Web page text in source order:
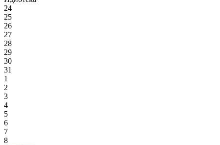
24
25
26
27
28
29
30
31
1
2
3
4
5
6
7
8